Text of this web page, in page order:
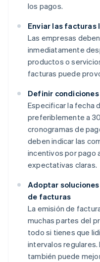
los pagos.
Enviar las facturas
Las empresas
inmediatamente
productos o
facturas puede
Definir
Especificar la fecha
preferiblemente a
cronogramas de
deben indicar las
incentivos por pago
expectativas claras.
Adoptar
de facturas
La emisión de
muchas partes del
todo si tienes que
intervalos
también puede